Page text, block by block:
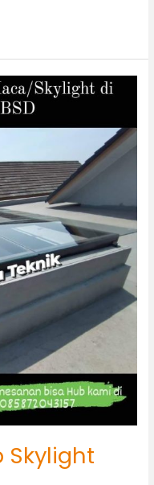
Skylight